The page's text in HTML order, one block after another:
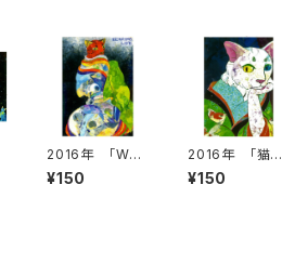
2016年 「WEA
RING LIFE」絵
はがき
¥150
2016年 「猫美
人～金魚の夢
～」
¥150